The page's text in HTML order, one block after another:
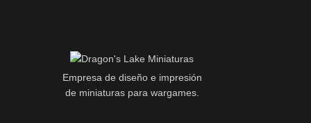
Empresa de diseño e impresión
de miniaturas para wargames.